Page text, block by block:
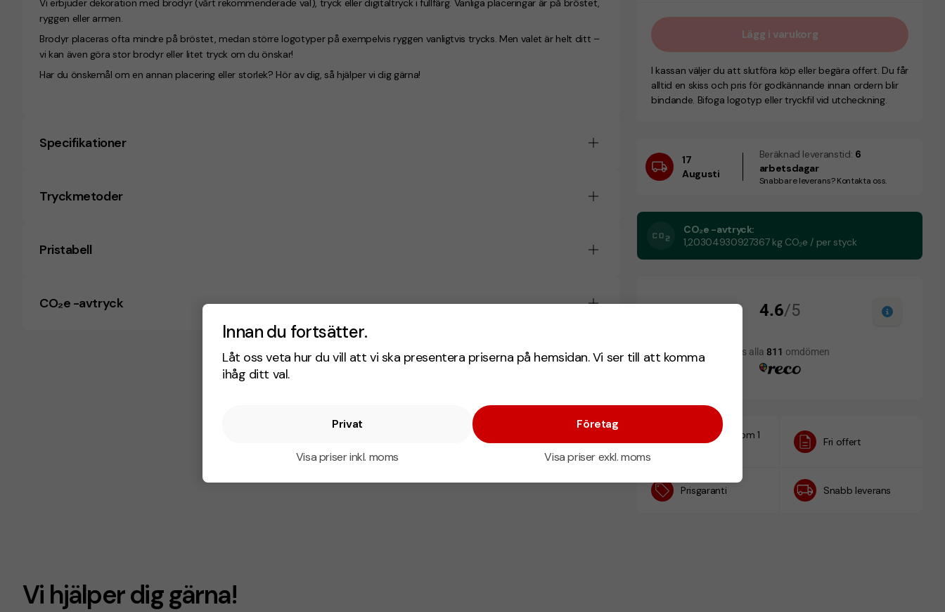
Innan du fortsätter.
Låt oss veta hur du vill att vi ska presentera priserna på hemsidan. Vi ser till att komma
ihåg ditt val.
Privat
Visa priser inkl. moms
Företag
Visa priser exkl. moms
ryggen eller armen.
Brodyr placeras ofta mindre på bröstet, medan större logotyper på exempelvis ryggen vanligtvis trycks. Men valet är helt ditt –
vi kan även göra stor brodyr eller litet tryck om du önskar!
Har du önskemål om en annan placering eller storlek? Hör av dig, så hjälper vi dig gärna!
Specifikationer
Tryckmetoder
Pristabell
CO₂e -avtryck
Lägg i varukorg
I kassan väljer du att slutföra köp eller begära offert. Du får
alltid en skiss och pris för godkännande innan ordern blir
bindande. Bifoga logotyp eller tryckfil vid utcheckning.
17
Augusti
Beräknad leveranstid: 6
arbetsdagar
Snabbare leverans? Kontakta oss.
CO₂e -avtryck:
1,20304930927367 kg CO₂e / per styck
Designskiss inom 1
Fri offert
Prisgaranti Snabb leverans
Vi hjälper dig gärna!